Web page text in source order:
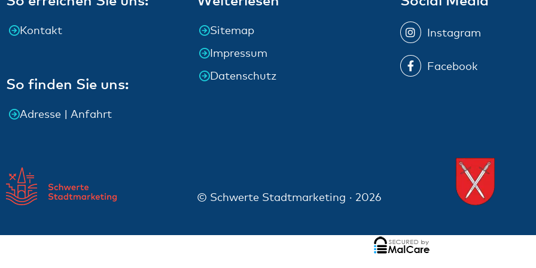
Kontakt
So finden Sie uns:
Adresse | Anfahrt
Sitemap
Impressum
Datenschutz
Instagram
Facebook
© Schwerte Stadtmarketing · 2026